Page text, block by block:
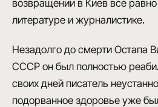
возвращении в Киев все
литературе и журналистике.
Незадолго до смерти Остапа
СССР он был полностью
своих дней писатель
подорванное здоровье уже